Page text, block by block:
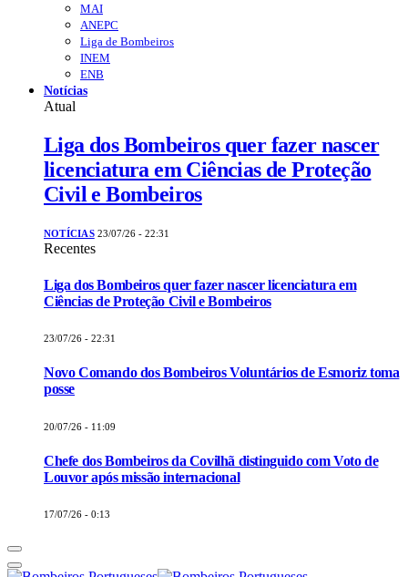
MAI
ANEPC
Liga de Bombeiros
INEM
ENB
Notícias
Atual
Liga dos Bombeiros quer fazer nascer
licenciatura em Ciências de Proteção
Civil e Bombeiros
NOTÍCIAS 23/07/26 - 22:31
Recentes
Liga dos Bombeiros quer fazer nascer licenciatura em
Ciências de Proteção Civil e Bombeiros
23/07/26 - 22:31
Novo Comando dos Bombeiros Voluntários de Esmoriz toma
posse
20/07/26 - 11:09
Chefe dos Bombeiros da Covilhã distinguido com Voto de
Louvor após missão internacional
17/07/26 - 0:13